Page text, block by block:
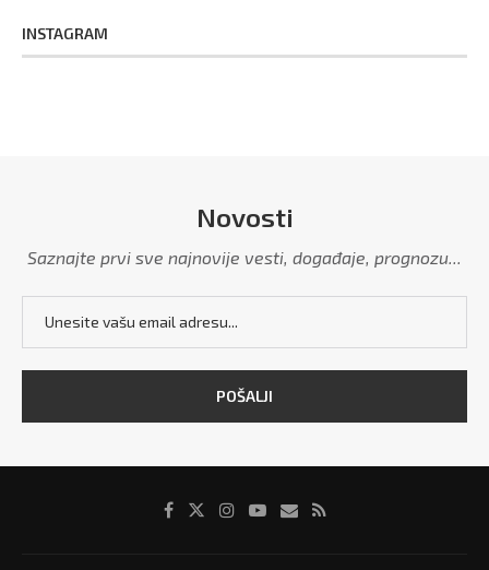
INSTAGRAM
Novosti
Saznajte prvi sve najnovije vesti, događaje, prognozu...